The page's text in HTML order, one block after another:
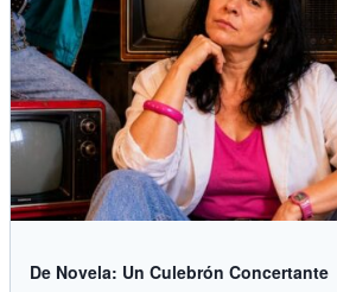
De Novela: Un Culebrón Concertante